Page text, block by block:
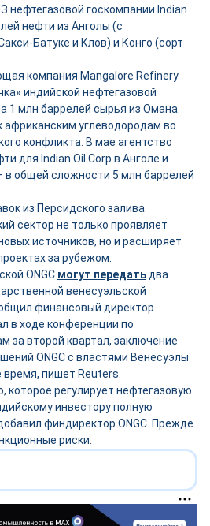
нефтегазовой госкомпании Indian
нефти из Анголы (с
Батуке и Клов) и Конго (сорт
компания Mangalore Refinery
индийской нефтегазовой
1 млн баррелей сырья из Омана.
углеводородам во
конфликта. В мае агентство
для Indian Oil Corp в Анголе и
в общей сложности 5 млн баррелей
из Персидского залива
сектор не только проявляет
источников, но и расширяет
за рубежом.
ONGC могут передать два
венесуэльской
финансовый директор
в ходе конференции по
за второй квартал, заключение
ONGC с властями Венесуэлы
пишет Reuters.
которое регулирует нефтегазовую
инвестору полную
финдиректор ONGC. Прежде
риски.